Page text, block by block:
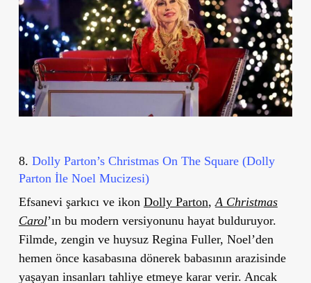
8. Dolly Parton’s Christmas On The Square (Dolly
Parton İle Noel Mucizesi)
Efsanevi şarkıcı ve ikon Dolly Parton, A Christmas
Carol’ın bu modern versiyonunu hayat bulduruyor.
Filmde, zengin ve huysuz Regina Fuller, Noel’den
hemen önce kasabasına dönerek babasının arazisinde
yaşayan insanları tahliye etmeye karar verir. Ancak